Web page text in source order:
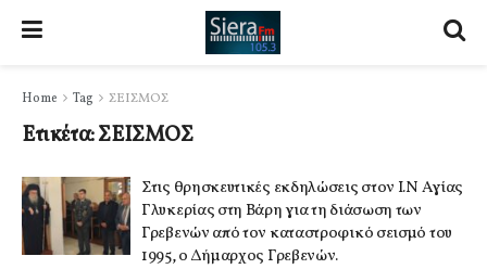
Home Tag ΣΕΙΣΜΟΣ
Ετικέτα:ΣΕΙΣΜΟΣ
Στις θρησκευτικές εκδηλώσεις στον Ι.Ν Αγίας
Γλυκερίας στη Βάρη για τη διάσωση των
Γρεβενών από τον καταστροφικό σεισμό του
1995, ο Δήμαρχος Γρεβενών.